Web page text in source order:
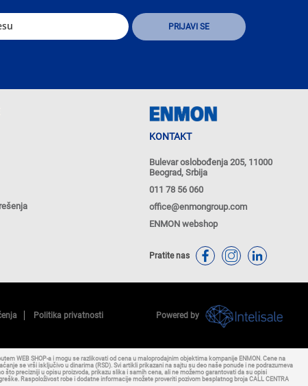
KONTAKT
Bulevar oslobođenja 205, 11000
Beograd, Srbija
011 78 56 060
office@enmongroup.com
ENMON webshop
Pratite nas
Politika privatnosti Powered by
WEB SHOP-a i mogu se razlikovati od cena u maloprodajnim objektima kompanije ENMON. Cene na
se vrši isključivo u dinarima (RSD). Svi artikli prikazani na sajtu su deo naše ponude i ne podrazumeva
precizniji u opisu proizvoda, prikazu slika i samih cena, ali ne možemo garantovati da su opisi
Raspoloživost robe i dodatne informacije možete proveriti pozivom besplatnog broja CALL CENTRA